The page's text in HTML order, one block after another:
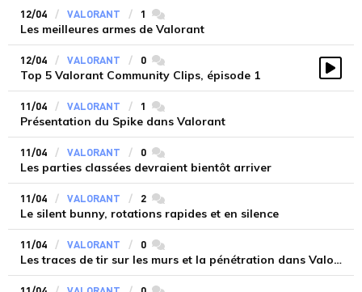
12/04 VALORANT 1 commentaires
Les meilleures armes de Valorant
12/04 VALORANT 0 commentaires
Top 5 Valorant Community Clips, épisode 1
11/04 VALORANT 1 commentaires
Présentation du Spike dans Valorant
11/04 VALORANT 0 commentaires
Les parties classées devraient bientôt arriver
11/04 VALORANT 2 commentaires
Le silent bunny, rotations rapides et en silence
11/04 VALORANT 0 commentaires
Les traces de tir sur les murs et la pénétration dans Valorant